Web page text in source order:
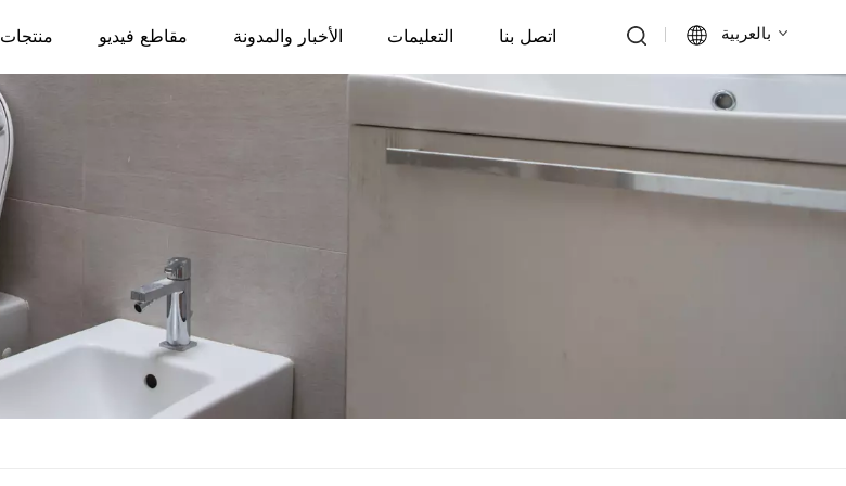
منتجات مقاطع فيديو الأخبار والمدونة التعليمات اتصل بنا بالعربية
Français